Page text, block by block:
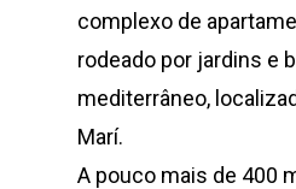
complexo de
rodeado por jardins e
mediterrâneo,
Marí.
A pouco mais de 400